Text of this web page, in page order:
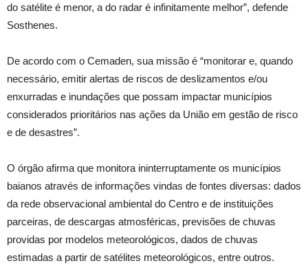
do satélite é menor, a do radar é infinitamente melhor”, defende
Sosthenes.
De acordo com o Cemaden, sua missão é “monitorar e, quando
necessário, emitir alertas de riscos de deslizamentos e/ou
enxurradas e inundações que possam impactar municípios
considerados prioritários nas ações da União em gestão de risco
e de desastres”.
O órgão afirma que monitora ininterruptamente os municípios
baianos através de informações vindas de fontes diversas: dados
da rede observacional ambiental do Centro e de instituições
parceiras, de descargas atmosféricas, previsões de chuvas
providas por modelos meteorológicos, dados de chuvas
estimadas a partir de satélites meteorológicos, entre outros.